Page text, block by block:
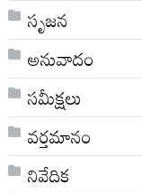
సృజన
అనువాదం
సమీక్షలు
వర్తమానం
నివేదిక